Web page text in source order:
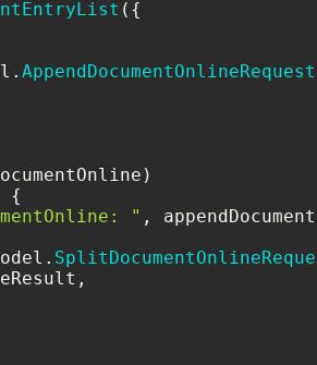
({
AppendDocumentOnlineRequest
{
" ,